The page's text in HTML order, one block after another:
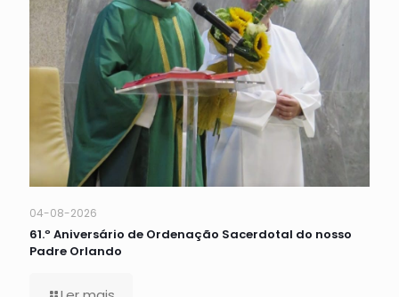
04-08-2026
61.º Aniversário de Ordenação Sacerdotal do nosso
Padre Orlando